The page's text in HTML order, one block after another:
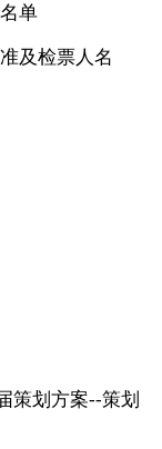
单
及检票人名
策划方案--策划